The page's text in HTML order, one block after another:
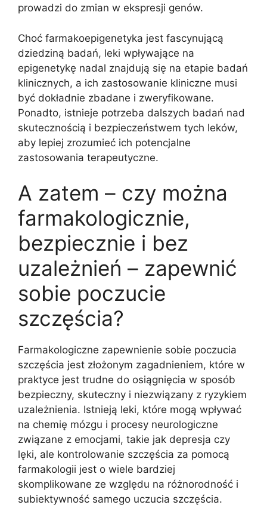
prowadzi do zmian w ekspresji genów.
Choć farmakoepigenetyka jest fascynującą
dziedziną badań, leki wpływające na
epigenetykę nadal znajdują się na etapie badań
klinicznych, a ich zastosowanie kliniczne musi
być dokładnie zbadane i zweryfikowane.
Ponadto, istnieje potrzeba dalszych badań nad
skutecznością i bezpieczeństwem tych leków,
aby lepiej zrozumieć ich potencjalne
zastosowania terapeutyczne.
A zatem – czy można
farmakologicznie,
bezpiecznie i bez
uzależnień – zapewnić
sobie poczucie
szczęścia?
Farmakologiczne zapewnienie sobie poczucia
szczęścia jest złożonym zagadnieniem, które w
praktyce jest trudne do osiągnięcia w sposób
bezpieczny, skuteczny i niezwiązany z ryzykiem
uzależnienia. Istnieją leki, które mogą wpływać
na chemię mózgu i procesy neurologiczne
związane z emocjami, takie jak depresja czy
lęki, ale kontrolowanie szczęścia za pomocą
farmakologii jest o wiele bardziej
skomplikowane ze względu na różnorodność i
subiektywność samego uczucia szczęścia.